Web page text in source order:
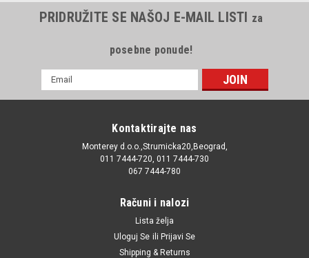
PRIDRUŽITE SE NAŠOJ E-MAIL LISTI za
posebne ponude!
mail
Kontaktirajte nas
Monterey d.o.o.,Strumicka20,Beograd,
011 7444-720, 011 7444-730
067 7444-780
Računi i nalozi
Lista želja
Uloguj Se ili Prijavi Se
Shipping & Returns